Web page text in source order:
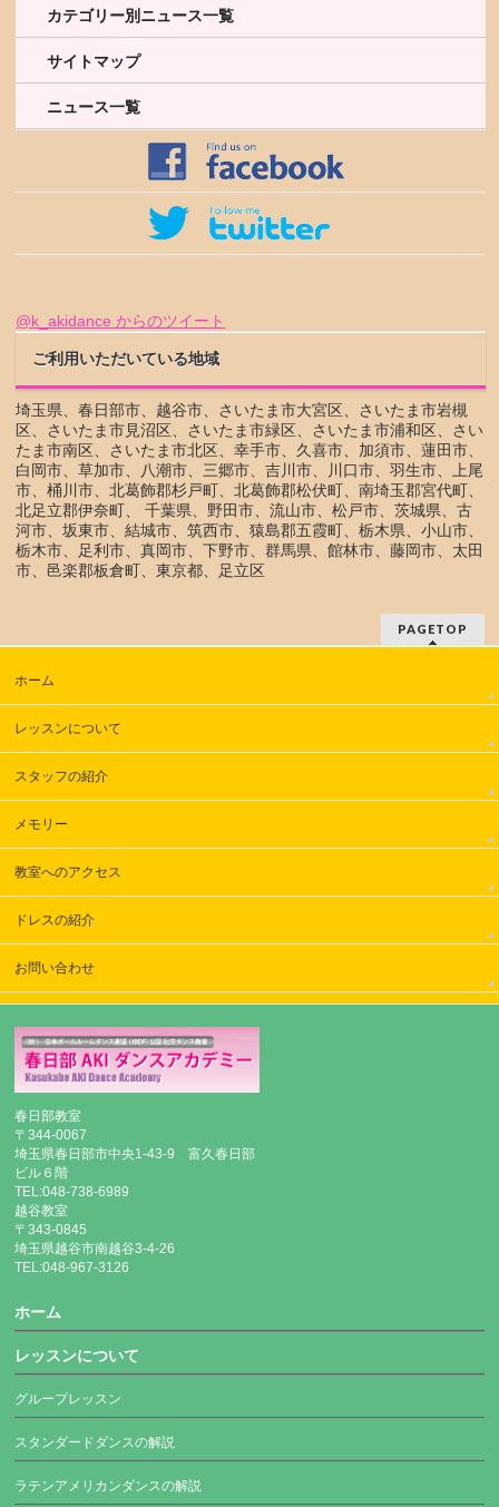
カテゴリー別ニュース一覧
サイトマップ
ニュース一覧
@k_akidance からのツイート
ご利用いただいている地域
埼玉県、春日部市、越谷市、さいたま市大宮区、さいたま市岩槻
区、さいたま市見沼区、さいたま市緑区、さいたま市浦和区、さい
たま市南区、さいたま市北区、幸手市、久喜市、加須市、蓮田市、
白岡市、草加市、八潮市、三郷市、吉川市、川口市、羽生市、上尾
市、桶川市、北葛飾郡杉戸町、北葛飾郡松伏町、南埼玉郡宮代町、
北足立郡伊奈町、 千葉県、野田市、流山市、松戸市、茨城県、古
河市、坂東市、結城市、筑西市、猿島郡五霞町、栃木県、小山市、
栃木市、足利市、真岡市、下野市、群馬県、館林市、藤岡市、太田
市、邑楽郡板倉町、東京都、足立区
PAGETOP
ホーム
レッスンについて
スタッフの紹介
メモリー
教室へのアクセス
ドレスの紹介
お問い合わせ
春日部教室
〒344-0067
埼玉県春日部市中央1-43-9 富久春日部
ビル６階
TEL:048-738-6989
越谷教室
〒343-0845
埼玉県越谷市南越谷3-4-26
TEL:048-967-3126
ホーム
レッスンについて
グループレッスン
スタンダードダンスの解説
ラテンアメリカンダンスの解説